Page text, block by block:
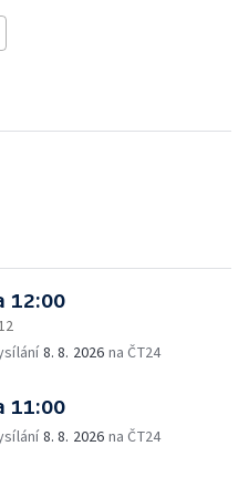
12:00
8. 8. 2026 na ČT24
11:00
8. 8. 2026 na ČT24